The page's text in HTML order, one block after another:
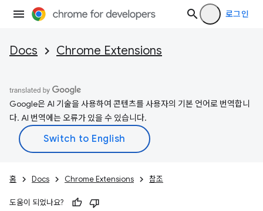
로그인
Docs Chrome Extensions
Google은 AI 기술을 사용하여 콘텐츠를 사용자의 기본 언어로 번역합니
다. AI 번역에는 오류가 있을 수 있습니다.
홈 Docs Chrome Extensions 참조
도움이 되었나요?